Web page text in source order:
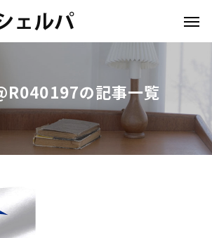
の記事一覧